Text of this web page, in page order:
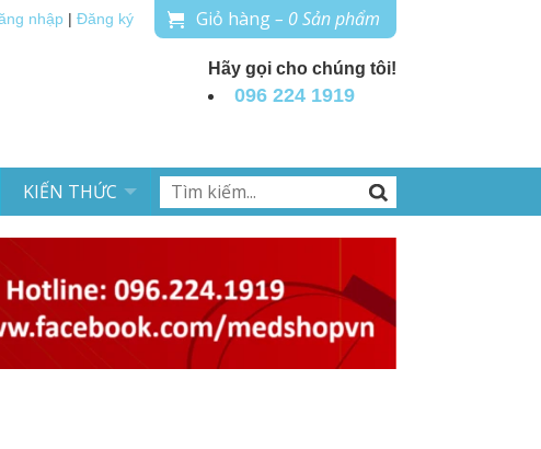
nhập Đăng ký Giỏ hàng– 0 Sản phẩm
Hãy gọi cho chúng tôi!
096 224 1919
KIẾN THỨC